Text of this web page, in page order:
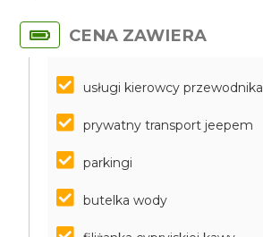
CENA ZAWIERA
usługi kierowcy przewodnika
prywatny transport jeepem
parkingi
butelka wody